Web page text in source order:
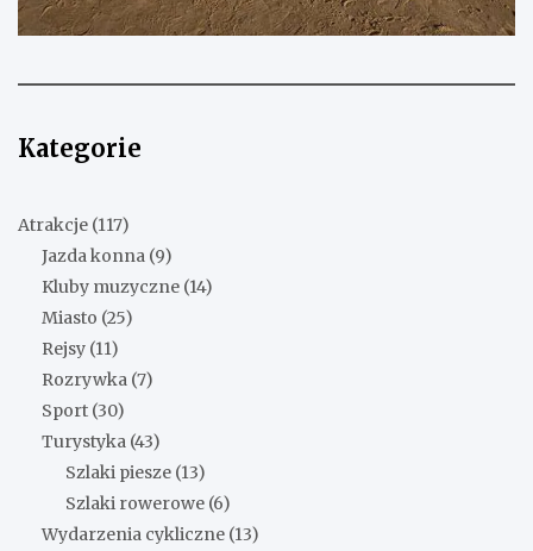
Kategorie
Atrakcje (117)
Jazda konna (9)
Kluby muzyczne (14)
Miasto (25)
Rejsy (11)
Rozrywka (7)
Sport (30)
Turystyka (43)
Szlaki piesze (13)
Szlaki rowerowe (6)
Wydarzenia cykliczne (13)